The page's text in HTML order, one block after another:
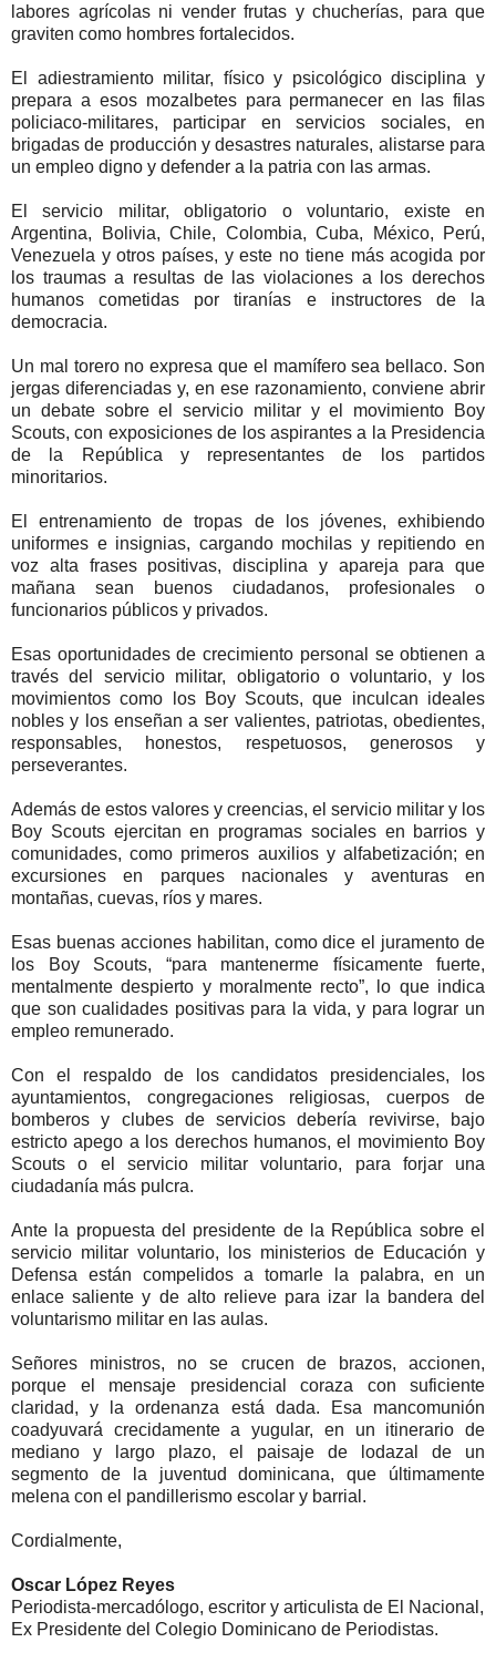
labores agrícolas ni vender frutas y chucherías, para que
graviten como hombres fortalecidos.
El adiestramiento militar, físico y psicológico disciplina y
prepara a esos mozalbetes para permanecer en las filas
policiaco-militares, participar en servicios sociales, en
brigadas de producción y desastres naturales, alistarse para
un empleo digno y defender a la patria con las armas.
El servicio militar, obligatorio o voluntario, existe en
Argentina, Bolivia, Chile, Colombia, Cuba, México, Perú,
Venezuela y otros países, y este no tiene más acogida por
los traumas a resultas de las violaciones a los derechos
humanos cometidas por tiranías e instructores de la
democracia.
Un mal torero no expresa que el mamífero sea bellaco. Son
jergas diferenciadas y, en ese razonamiento, conviene abrir
un debate sobre el servicio militar y el movimiento Boy
Scouts, con exposiciones de los aspirantes a la Presidencia
de la República y representantes de los partidos
minoritarios.
El entrenamiento de tropas de los jóvenes, exhibiendo
uniformes e insignias, cargando mochilas y repitiendo en
voz alta frases positivas, disciplina y apareja para que
mañana sean buenos ciudadanos, profesionales o
funcionarios públicos y privados.
Esas oportunidades de crecimiento personal se obtienen a
través del servicio militar, obligatorio o voluntario, y los
movimientos como los Boy Scouts, que inculcan ideales
nobles y los enseñan a ser valientes, patriotas, obedientes,
responsables, honestos, respetuosos, generosos y
perseverantes.
Además de estos valores y creencias, el servicio militar y los
Boy Scouts ejercitan en programas sociales en barrios y
comunidades, como primeros auxilios y alfabetización; en
excursiones en parques nacionales y aventuras en
montañas, cuevas, ríos y mares.
Esas buenas acciones habilitan, como dice el juramento de
los Boy Scouts, “para mantenerme físicamente fuerte,
mentalmente despierto y moralmente recto”, lo que indica
que son cualidades positivas para la vida, y para lograr un
empleo remunerado.
Con el respaldo de los candidatos presidenciales, los
ayuntamientos, congregaciones religiosas, cuerpos de
bomberos y clubes de servicios debería revivirse, bajo
estricto apego a los derechos humanos, el movimiento Boy
Scouts o el servicio militar voluntario, para forjar una
ciudadanía más pulcra.
Ante la propuesta del presidente de la República sobre el
servicio militar voluntario, los ministerios de Educación y
Defensa están compelidos a tomarle la palabra, en un
enlace saliente y de alto relieve para izar la bandera del
voluntarismo militar en las aulas.
Señores ministros, no se crucen de brazos, accionen,
porque el mensaje presidencial coraza con suficiente
claridad, y la ordenanza está dada. Esa mancomunión
coadyuvará crecidamente a yugular, en un itinerario de
mediano y largo plazo, el paisaje de lodazal de un
segmento de la juventud dominicana, que últimamente
melena con el pandillerismo escolar y barrial.
Cordialmente,
Oscar López Reyes
Periodista-mercadólogo, escritor y articulista de El Nacional,
Ex Presidente del Colegio Dominicano de Periodistas.